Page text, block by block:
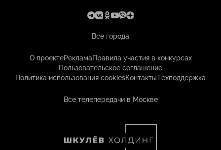
Все города
О проектеРекламаПравила участия в конкурсах
Пользовательское соглашение
Политика использования cookiesКонтактыТехподдержка
Все телепередачи в Москве